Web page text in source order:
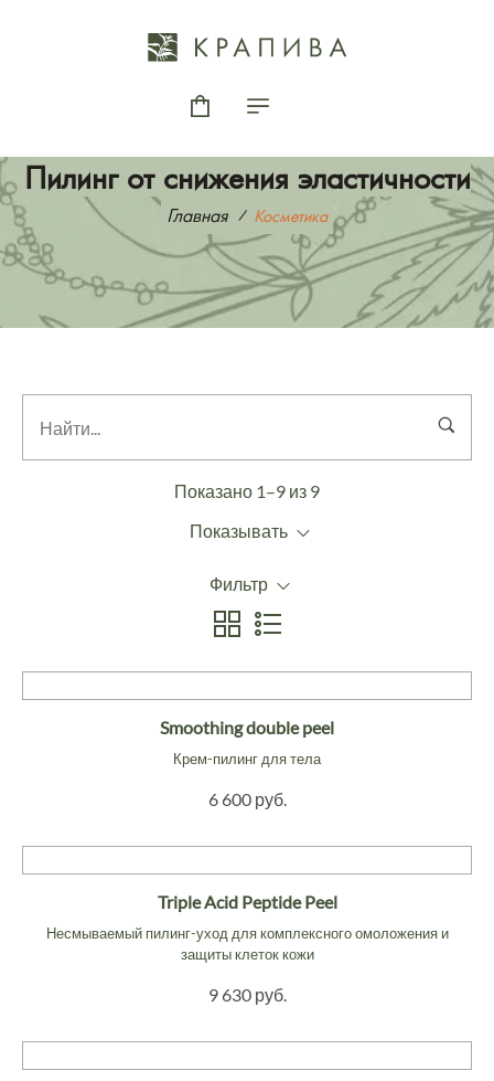
Пилинг от снижения эластичности
Главная Косметика
Показано 1–9 из 9
Показывать
Фильтр
Smoothing double peel
Крем-пилинг для тела
6 600 руб.
Triple Acid Peptide Peel
Несмываемый пилинг-уход для комплексного омоложения и
защиты клеток кожи
9 630 руб.